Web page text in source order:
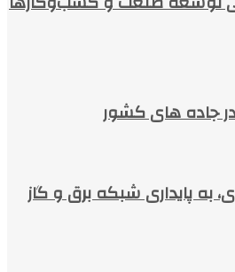
در جاده های کشور
درجه‌ای، به پایداری شبکه برق و گاز